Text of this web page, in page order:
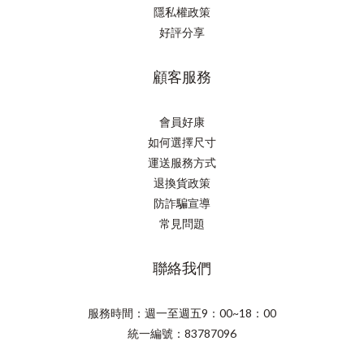
隱私權政策
好評分享
顧客服務
會員好康
如何選擇尺寸
運送服務方式
退換貨政策
防詐騙宣導
常見問題
聯絡我們
服務時間：週一至週五9：00~18：00
統一編號：83787096